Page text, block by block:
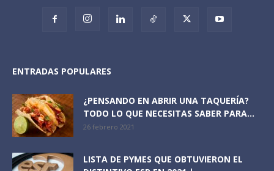
ENTRADAS POPULARES
¿PENSANDO EN ABRIR UNA TAQUERÍA?
TODO LO QUE NECESITAS SABER PARA...
26 febrero 2021
LISTA DE PYMES QUE OBTUVIERON EL